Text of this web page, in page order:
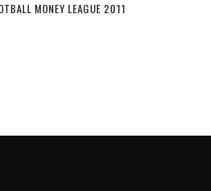
MONEY LEAGUE 2011